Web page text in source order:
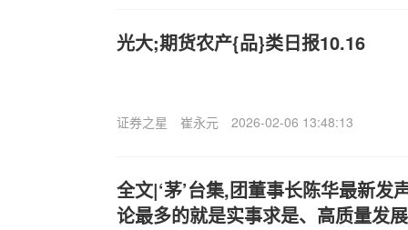
光大;期货农产{品}类日报10.16
证券之星 崔永元 2026-02-06 13:48:13
全文|‘茅’台集,团董事长陈华最新发
论最多的就是实事求是、高质量发展